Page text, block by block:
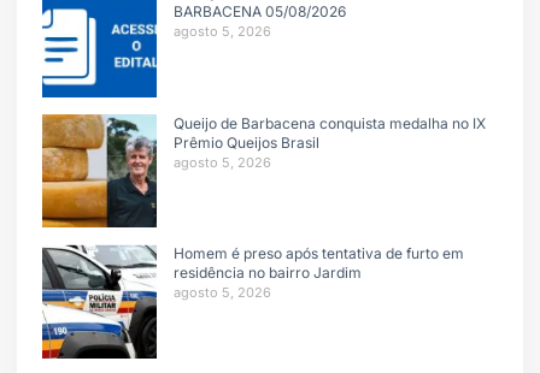
BARBACENA 05/08/2026
agosto 5, 2026
Queijo de Barbacena conquista medalha no IX
Prêmio Queijos Brasil
agosto 5, 2026
Homem é preso após tentativa de furto em
residência no bairro Jardim
agosto 5, 2026